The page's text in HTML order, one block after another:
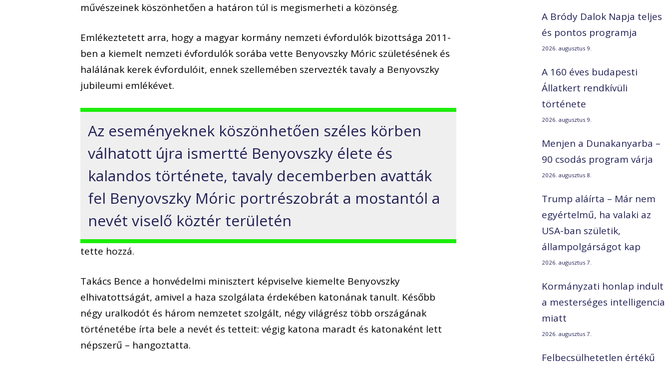
művészeinek köszönhetően a határon túl is megismerheti a közönség.
Emlékeztetett arra, hogy a magyar kormány nemzeti évfordulók bizottsága 2011-
ben a kiemelt nemzeti évfordulók sorába vette Benyovszky Móric születésének és
halálának kerek évfordulóit, ennek szellemében szervezték tavaly a Benyovszky
jubileumi emlékévet.
Az eseményeknek köszönhetően széles körben
válhatott újra ismertté Benyovszky élete és
kalandos története, tavaly decemberben avatták
fel Benyovszky Móric portrészobrát a mostantól a
nevét viselő köztér területén
tette hozzá.
Takács Bence a honvédelmi minisztert képviselve kiemelte Benyovszky
elhivatottságát, amivel a haza szolgálata érdekében katonának tanult. Később
négy uralkodót és három nemzetet szolgált, négy világrész több országának
történetébe írta bele a nevét és tetteit: végig katona maradt és katonaként lett
népszerű – hangoztatta.
A Bródy Dalok Napja teljes
és pontos programja
2026. augusztus 9.
A 160 éves budapesti
Állatkert rendkívüli
története
2026. augusztus 9.
Menjen a Dunakanyarba –
90 csodás program várja
2026. augusztus 8.
Trump aláírta – Már nem
egyértelmű, ha valaki az
USA-ban születik,
állampolgárságot kap
2026. augusztus 7.
Kormányzati honlap indult
a mesterséges intelligencia
miatt
2026. augusztus 7.
Felbecsülhetetlen értékű